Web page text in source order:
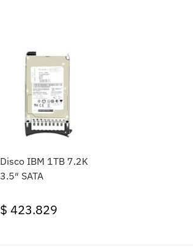
Disco IBM 1TB 7.2K
3.5″ SATA
$ 423.829